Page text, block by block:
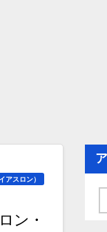
アスロン）
ン・